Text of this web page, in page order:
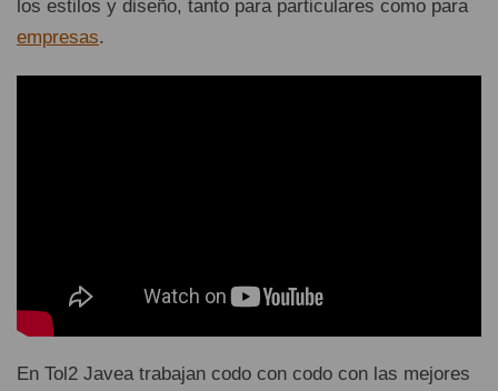
los estilos y diseño, tanto para particulares como para
empresas.
En Tol2 Javea trabajan codo con codo con las mejores